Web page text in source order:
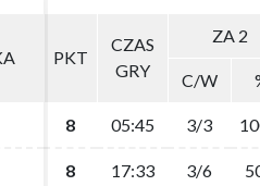
PKT
CZAS
GRY
ZA 2
C/W
8 05:45 3/3
8 17:33 3/6
PKT
CZAS
GRY
ZA 2
C/W
8 05:45 3/3
8 17:33 3/6